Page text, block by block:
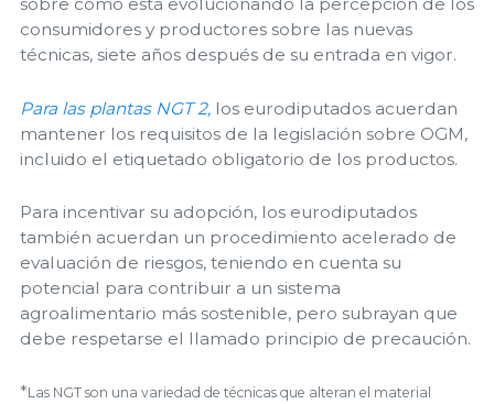
consumidores y productores sobre las nuevas
técnicas, siete años después de su entrada en vigor.
Para las plantas NGT 2, los eurodiputados acuerdan
mantener los requisitos de la legislación sobre OGM,
incluido el etiquetado obligatorio de los productos.
Para incentivar su adopción, los eurodiputados
también acuerdan un procedimiento acelerado de
evaluación de riesgos, teniendo en cuenta su
potencial para contribuir a un sistema
agroalimentario más sostenible, pero subrayan que
debe respetarse el llamado principio de precaución.
*Las NGT son una variedad de técnicas que alteran el material